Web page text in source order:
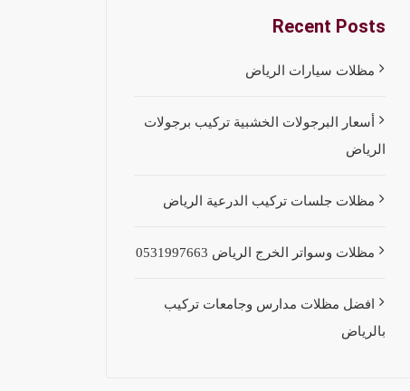
Recent Posts
مظلات سيارات الرياض
أسعار البرجولات الخشبية تركيب برجولات
الرياض
مظلات جلسات تركيب الدرعية الرياض
مظلات وسواتر الخرج الرياض 0531997663
افضل مظلات مدارس وجامعات تركيب
بالرياض